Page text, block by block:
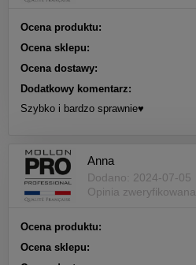
Ocena produktu:
Ocena sklepu:
Ocena dostawy:
Dodatkowy komentarz:
Szybko i bardzo sprawnie♥️
Anna
Dodano: 2024-07-05
Opinia zweryfikowana
Ocena produktu:
Ocena sklepu: